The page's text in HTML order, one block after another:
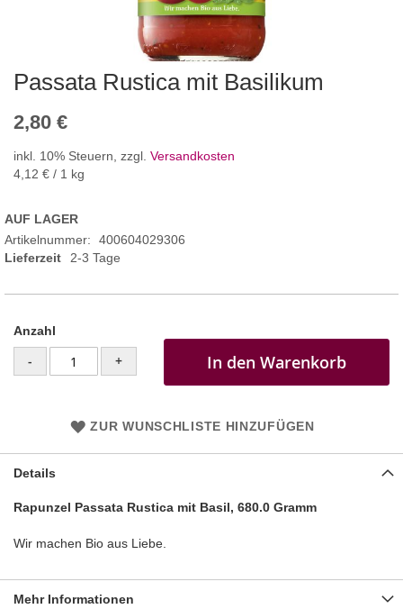
Passata Rustica mit Basilikum
2,80 €
inkl. 10% Steuern, zzgl. Versandkosten
4,12 € / 1 kg
AUF LAGER
Artikelnummer
400604029306
Lieferzeit
2-3 Tage
Anzahl
- + In den Warenkorb
ZUR WUNSCHLISTE HINZUFÜGEN
Details
Rapunzel Passata Rustica mit Basil, 680.0 Gramm
Wir machen Bio aus Liebe.
Mehr Informationen